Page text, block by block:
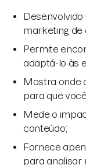
marketing de
Permite
adaptá-lo às
Mostra onde
para que
Mede o
conteúdo;
Fornece
para analisar